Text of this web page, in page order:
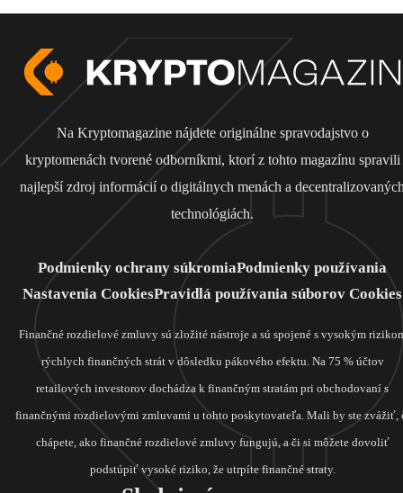
Na Kryptomagazine nájdete originálne spravodajstvo o
kryptomenách tvorené odborníkmi, ktorí z tohto magazínu spravili
najlepší zdroj informácií o digitálnych menách a
technológiách.
Podmienky ochrany súkromiaPodmienky používania
Nastavenia CookiesPravidlá používania súborov Cookies
Finančné rozdielové zmluvy sú zložité nástroje a sú spojené s vysokým
rýchlych finančných strát v dôsledku pákového efektu. Na 75 % účtov
retailových investorov dochádza k finančným stratám pri obchodovaní s
finančnými rozdielovými zmluvami u tohto poskytovateľa. Mali by ste zvážiť,
chápete, ako finančné rozdielové zmluvy fungujú, a či si môžete dovoliť
podstúpiť vysoké riziko, že utrpíte finančné straty.